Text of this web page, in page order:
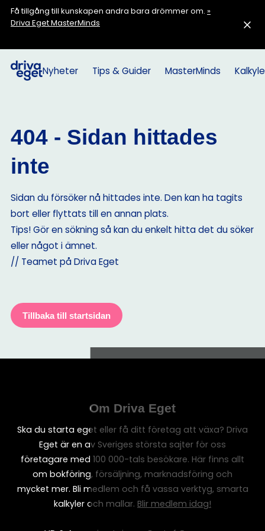
Få tillgång till kunskapen andra bara drömmer om. »
Driva Eget MasterMinds
Nyheter Tips & Guider MasterMinds
404 - Sidan hittades
inte
Sidan du försöker nå hittades inte. Den kan ha tagits
bort eller flyttats till en annan plats.
Tips! Gör en sökning så kan du enkelt hitta det du söker
eller något i ämnet.
// Teamet på Driva Eget
Tillbaka till startsidan
Om Driva Eget
Ska du starta eget eller få ditt företag att växa? Driva
Eget är en av Sveriges största sajter för oss
företagare med 100 000-tals besökare. Här finns allt
om bokföring, försäljning, marknadsföring och
mycket mer. Bli medlem och få vassa verktyg, smarta
kalkyler och mallar. Blir medlem idag!